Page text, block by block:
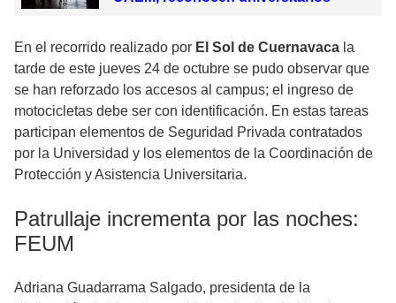
En el recorrido realizado por El Sol de Cuernavaca la
tarde de este jueves 24 de octubre se pudo observar que
se han reforzado los accesos al campus; el ingreso de
motocicletas debe ser con identificación. En estas tareas
participan elementos de Seguridad Privada contratados
por la Universidad y los elementos de la Coordinación de
Protección y Asistencia Universitaria.
Patrullaje incrementa por las noches:
FEUM
Adriana Guadarrama Salgado, presidenta de la